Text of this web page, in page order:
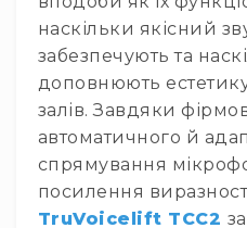
та
Мерч
та
наскільки якісний
забезпечують та
доповнюють естетику
залів. Завдяки
автоматичного й
спрямування
посилення
TruVoicelift TCC2